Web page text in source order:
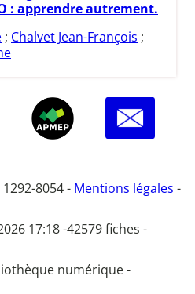
: apprendre autrement.
; Chalvet Jean-François ;
1292-8054 - Mentions légales -
17:18 -42579 fiches -
numérique -